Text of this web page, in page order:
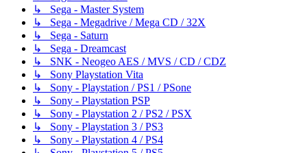
↳ Sega - Master System
↳ Sega - Megadrive / Mega CD / 32X
↳ Sega - Saturn
↳ Sega - Dreamcast
↳ SNK - Neogeo AES / MVS / CD / CDZ
↳ Sony Playstation Vita
↳ Sony - Playstation / PS1 / PSone
↳ Sony - Playstation PSP
↳ Sony - Playstation 2 / PS2 / PSX
↳ Sony - Playstation 3 / PS3
↳ Sony - Playstation 4 / PS4